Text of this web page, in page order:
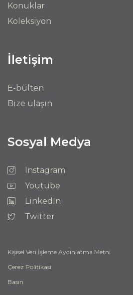
Konuklar
Koleksiyon
İletişim
E-bülten
Bize ulaşın
Sosyal Medya
Instagram
Youtube
LinkedIn
Twitter
Kişisel Veri İşleme Aydınlatma Metni
Çerez Politikası
Basın